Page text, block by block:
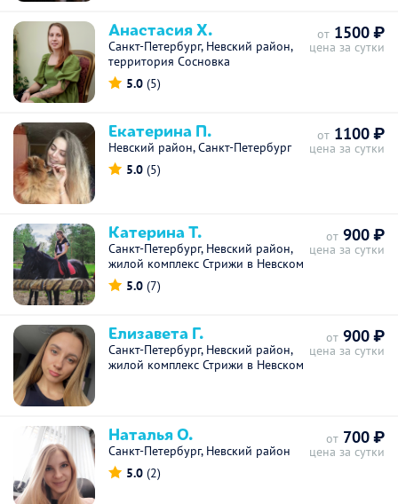
Анастасия Х.
Санкт-Петербург, Невский район,
территория Сосновка
5.0 (5)
от 1500 ₽
цена за сутки
Екатерина П.
Невский район, Санкт-Петербург
5.0 (5)
от 1100 ₽
цена за сутки
Катерина Т.
Санкт-Петербург, Невский район,
жилой комплекс Стрижи в Невском
5.0 (7)
от 900 ₽
цена за сутки
Елизавета Г.
Санкт-Петербург, Невский район,
жилой комплекс Стрижи в Невском
от 900 ₽
цена за сутки
Наталья О.
Санкт-Петербург, Невский район
5.0 (2)
от 700 ₽
цена за сутки